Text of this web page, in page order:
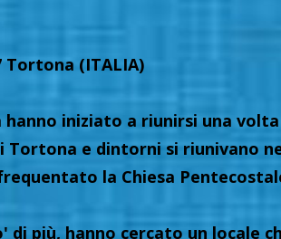
Tortona (ITALIA)
iniziato a riunirsi una
e dintorni si riunivano
la Chiesa
più, hanno cercato un locale